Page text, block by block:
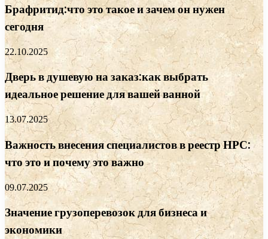
Брафритид:что это такое и зачем он нужен
сегодня
22.10.2025
Дверь в душевую на заказ:как выбрать
идеальное решение для вашей ванной
13.07.2025
Важность внесения специалистов в реестр НРС:
что это и почему это важно
09.07.2025
Значение грузоперевозок для бизнеса и
экономики